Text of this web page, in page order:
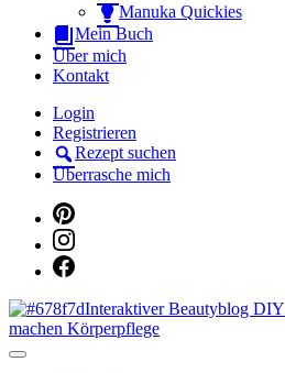
Manuka Quickies
Mein Buch
Über mich
Kontakt
Login
Registrieren
Rezept suchen
Überrasche mich